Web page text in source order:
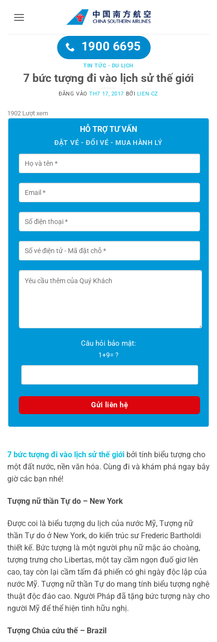
1900 6695
TIN TỨC - DU LỊCH
7 bức tượng đi vào lịch sử thế giới
ĐĂNG VÀOTH7 17, 2017 BỞI LIEN CZ
1902 Lượt xem
HỖ TRỢ TƯ VẤN
ĐẶT VÉ - ĐỔI VÉ - MUA HÀNH LÝ
Câu hỏi bảo mật:
1+9= ?
7 bức tượng đi vào lịch sử thế giới bởi tính biểu tượng cho
một đất nước, nền văn hóa. Cùng đi và khám phá ngay bây
giờ các bạn nhé!
Tượng nữ thần Tự do – New York
Được coi là biểu tượng du lịch của nước Mỹ, Tượng nữ
thần Tự do ở New York, do kiến trúc sư Frederic Bartholdi
thiết kế. Bức tượng là một người phụ nữ mặc áo choàng,
tượng trưng cho Libertas, một tay cầm ngọn đuố giơ lên
cao, tay còn lại cầm tấm đá phiến có ghi ngày độc lập của
nước Mỹ. Tượng nữ thần Tự do mang tính biểu tượng nghệ
thuật độc đáo cao. Người Pháp đã tặng bức tượng này cho
người Mỹ để thể hiện tình hữu nghị.
Tượng Chúa cứu thế – Brazil